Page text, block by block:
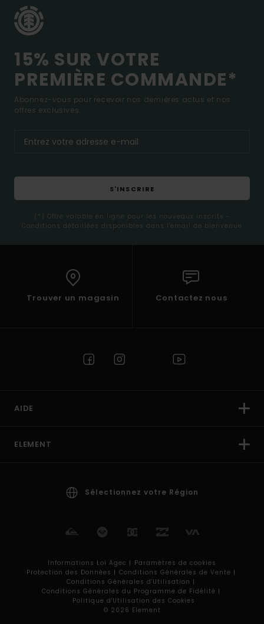
15% SUR VOTRE
PREMIÈRE COMMANDE*
Abonnez-vous pour recevoir nos dernières actus et nos
offres exclusives.
S'INSCRIRE
(*) Offre valable en ligne pour les nouveaux inscrits -
Conditions détaillées disponibles dans l'email de bienvenue
Trouver un magasin Contactez nous
AIDE
ELEMENT
Sélectionnez votre Région
Informations Loi Agec | Paramètres de cookies
Protection des Données | Conditions Générales de Vente |
Conditions Générales d'Utilisation |
Conditions Générales du Programme de Fidélité |
Politique d'Utilisation des Cookies
© 2026 Element